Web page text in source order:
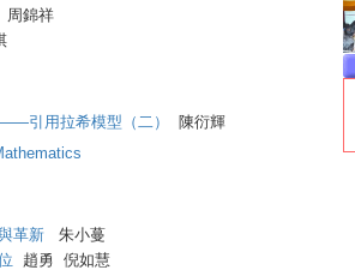
周錦祥
引用拉希模型（二）
陳衍輝
革新
朱小蔓
趙勇 倪如慧